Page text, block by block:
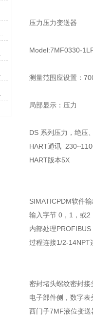
压力压力变送器
Model:7MF0330-
测量范围应设置：
局部显示：压力
DS 系列压力，绝压
HART通讯
HART版本5X
SIMATICPDM软件
输入字节 0，
内部处理
过程连接1/2-14NPT
密封堵头螺纹密封
电子部件侧，数字
西门子7MF液位变